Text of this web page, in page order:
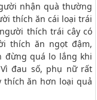
nhận quà thường
thích ăn cái loại trái
thích trái cây có
thích ăn ngọt đậm,
đừng quá lo lắng khi
đau số, phụ nữ rất
thích ăn hơn loại quả